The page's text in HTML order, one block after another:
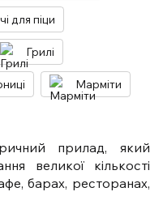
для піци
Грилі
Марміти
прилад, який
великої кількості
барах, ресторанах,